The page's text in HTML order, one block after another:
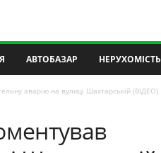
АВТОБАЗАР НЕРУХОМІСТЬ
аварію на вулиці Шахтарській (ВІДЕО)